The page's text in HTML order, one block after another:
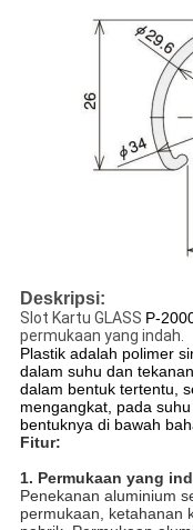
Deskripsi:
Slot Kartu GLASS P-
permukaan yang indah.
Plastik adalah polimer
dalam suhu dan
dalam bentuk tertentu,
mengangkat, pada
bentuknya di bawah
Fitur:
1. Permukaan yang
Penekanan aluminium
permukaan, ketahanan